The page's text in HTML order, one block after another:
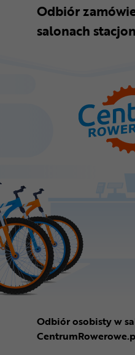
Odbiór
salonach
Odbiór osobisty w